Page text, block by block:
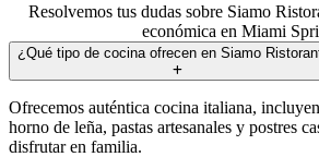
Resolvemos tus dudas sobre Siamo
económica en Miami
¿Qué tipo de cocina ofrecen en Siamo
Ofrecemos auténtica cocina italiana,
horno de leña, pastas artesanales y postres
disfrutar en familia.